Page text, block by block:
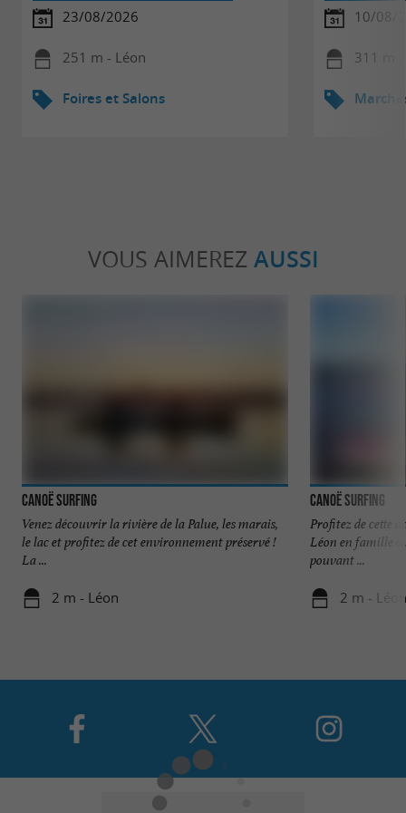
23/08/2026
251 m - Léon
Foires et Salons
10/08/
311 m
VOUS AIMEREZ AUSSI
Canoë Surfing
Venez découvrir la rivière de la Palue, les marais,
le lac et profitez de cet environnement préservé !
La ...
2 m - Léon
Canoë Surfing
Profitez de cette
Léon en famille
pouvant ...
2 m - Léon